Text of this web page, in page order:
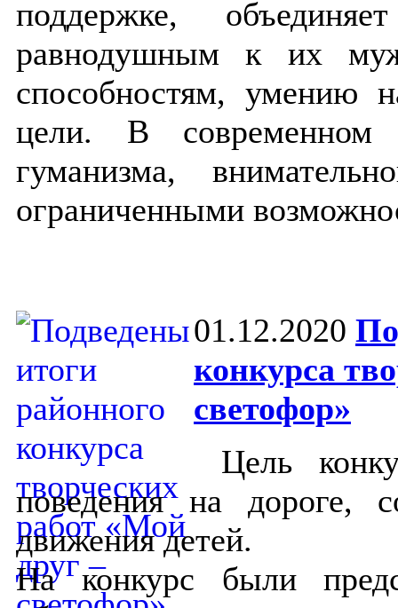
поддержке,
равнодушным к их
способностям, умению
цели. В
гуманизма,
ограниченными
01.12.2020
конкурса
светофор»
Цель
поведения на дороге,
движения детей.
На конкурс были